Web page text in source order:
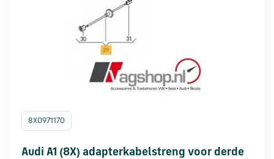
8X0971170
Audi A1 (8X) adapterkabelstreng voor derde